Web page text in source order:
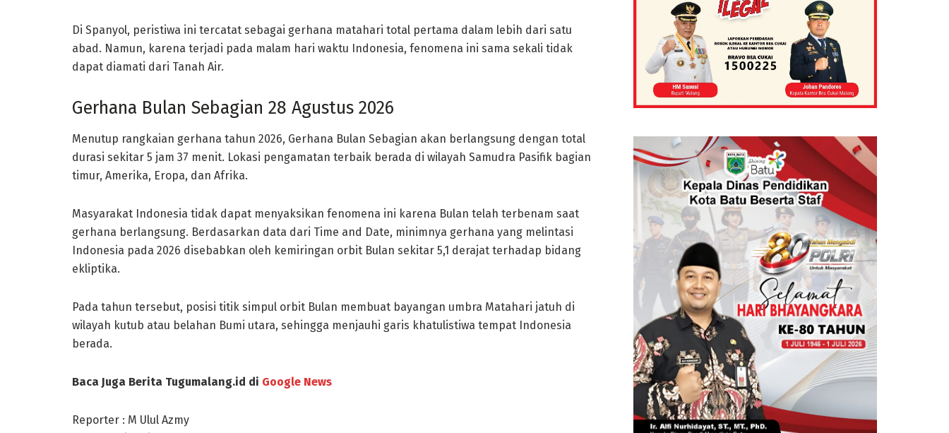
Di Spanyol, peristiwa ini tercatat sebagai gerhana matahari total pertama dalam lebih dari satu
abad. Namun, karena terjadi pada malam hari waktu Indonesia, fenomena ini sama sekali tidak
dapat diamati dari Tanah Air.
Gerhana Bulan Sebagian 28 Agustus 2026
Menutup rangkaian gerhana tahun 2026, Gerhana Bulan Sebagian akan berlangsung dengan total
durasi sekitar 5 jam 37 menit. Lokasi pengamatan terbaik berada di wilayah Samudra Pasifik bagian
timur, Amerika, Eropa, dan Afrika.
Masyarakat Indonesia tidak dapat menyaksikan fenomena ini karena Bulan telah terbenam saat
gerhana berlangsung. Berdasarkan data dari Time and Date, minimnya gerhana yang melintasi
Indonesia pada 2026 disebabkan oleh kemiringan orbit Bulan sekitar 5,1 derajat terhadap bidang
ekliptika.
Pada tahun tersebut, posisi titik simpul orbit Bulan membuat bayangan umbra Matahari jatuh di
wilayah kutub atau belahan Bumi utara, sehingga menjauhi garis khatulistiwa tempat Indonesia
berada.
Baca Juga Berita Tugumalang.id di Google News
Reporter : M Ulul Azmy